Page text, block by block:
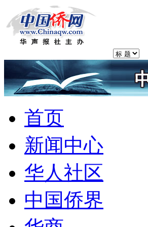
首页
新闻中心
华人社区
中国侨界